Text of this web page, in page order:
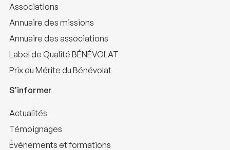
Associations
Annuaire des missions
Annuaire des associations
Label de Qualité BÉNÉVOLAT
Prix du Mérite du Bénévolat
S’informer
Actualités
Témoignages
Événements et formations